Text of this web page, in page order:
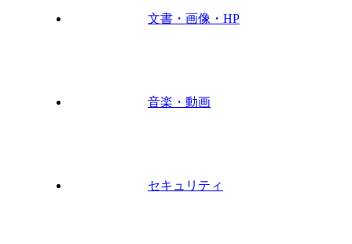
文書・画像・HP
音楽・動画
セキュリティ